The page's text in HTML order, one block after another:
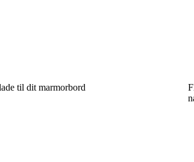
til dit marmorbord